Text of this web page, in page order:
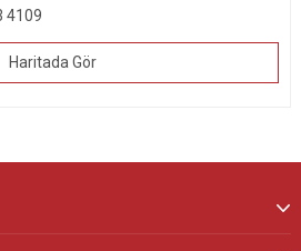
4109
Haritada Gör